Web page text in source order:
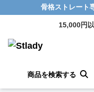
骨格ストレート
15,000円
商品を検索する